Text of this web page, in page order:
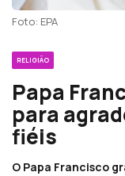
Foto: EPA
RELIGIÃO
Papa
para
fiéis
O Papa Francisco